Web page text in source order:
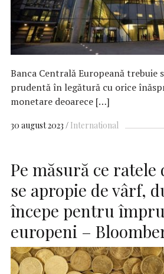
Banca Centrală Europeană trebuie
prudentă în legătură cu orice
monetare deoarece […]
30 august 2023 International
Pe măsură ce
se apropie de vârf,
începe pentru
europeni –